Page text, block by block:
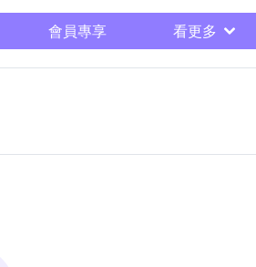
會員專享 看更多